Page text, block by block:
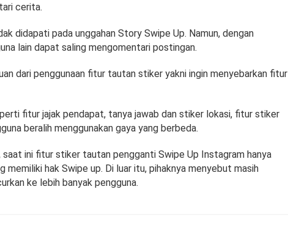
cerita.
didapati pada unggahan Story Swipe Up. Namun, dengan
lain dapat saling mengomentari postingan.
dari penggunaan fitur tautan stiker yakni ingin menyebarkan fitur
fitur jajak pendapat, tanya jawab dan stiker lokasi, fitur stiker
beralih menggunakan gaya yang berbeda.
saat ini fitur stiker tautan pengganti Swipe Up Instagram hanya
memiliki hak Swipe up. Di luar itu, pihaknya menyebut masih
ke lebih banyak pengguna.